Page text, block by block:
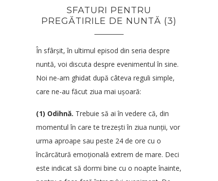
SFATURI PENTRU
PREGĂTIRILE DE NUNTĂ (3)
În sfârșit, în ultimul episod din seria despre
nuntă, voi discuta despre evenimentul în sine.
Noi ne-am ghidat după câteva reguli simple,
care ne-au făcut ziua mai ușoară:
(1) Odihnă. Trebuie să ai în vedere că, din
momentul în care te trezești în ziua nunții, vor
urma aproape sau peste 24 de ore cu o
încărcătură emoțională extrem de mare. Deci
este indicat să dormi bine cu o noapte înainte,